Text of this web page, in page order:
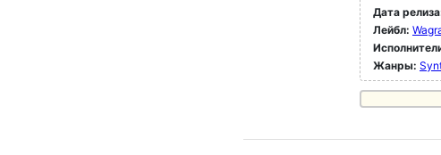
Дата
Лейбл:
Жанры: